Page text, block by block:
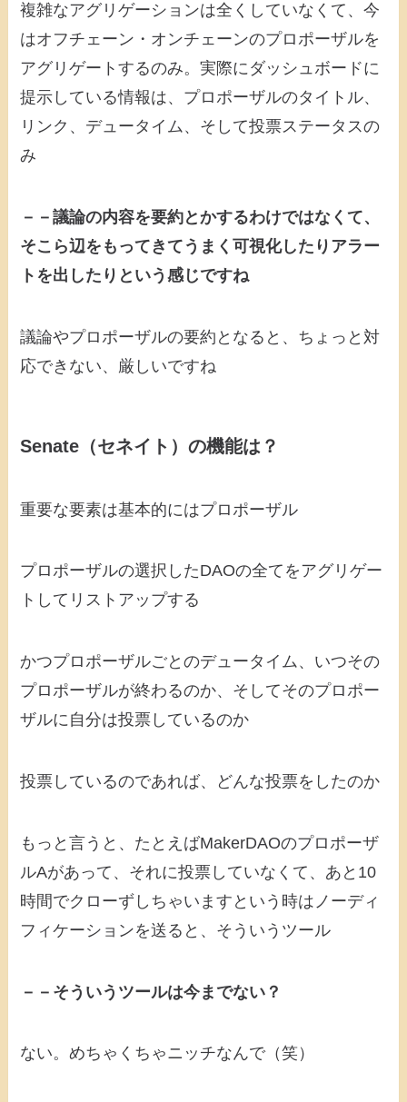
複雑なアグリゲーションは全くしていなくて、今
はオフチェーン・オンチェーンのプロポーザルを
アグリゲートするのみ。実際にダッシュボードに
提示している情報は、プロポーザルのタイトル、
リンク、デュータイム、そして投票ステータスの
み
－－議論の内容を要約とかするわけではなくて、
そこら辺をもってきてうまく可視化したりアラー
トを出したりという感じですね
議論やプロポーザルの要約となると、ちょっと対
応できない、厳しいですね
Senate（セネイト）の機能は？
重要な要素は基本的にはプロポーザル
プロポーザルの選択したDAOの全てをアグリゲー
トしてリストアップする
かつプロポーザルごとのデュータイム、いつその
プロポーザルが終わるのか、そしてそのプロポー
ザルに自分は投票しているのか
投票しているのであれば、どんな投票をしたのか
もっと言うと、たとえばMakerDAOのプロポーザ
ルAがあって、それに投票していなくて、あと10
時間でクローずしちゃいますという時はノーディ
フィケーションを送ると、そういうツール
－－そういうツールは今までない？
ない。めちゃくちゃニッチなんで（笑）